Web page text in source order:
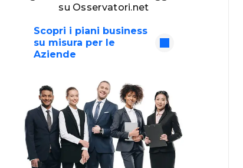
su Osservatori.net
Scopri i piani business
su misura per le
Aziende